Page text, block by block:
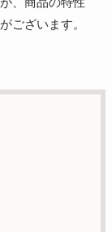
ございます。